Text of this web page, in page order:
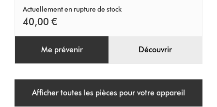
Actuellement en rupture de stock
40,00 €
Me prévenir Découvrir
Afficher toutes les pièces pour votre appareil